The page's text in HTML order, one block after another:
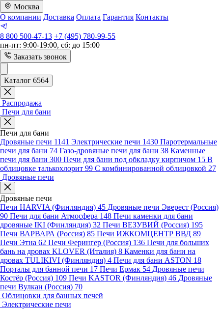
Москва
О компании Доставка Оплата Гарантия Контакты
8 800 500-47-13 +7 (495) 780-99-55
пн-пт: 9:00-19:00, сб: до 15:00
Заказать звонок
Каталог 6564
Распродажа
Печи для бани
Печи для бани
Дровяные печи 1141 Электрические печи 1430 Паротермальные
печи для бани 74 Газо-дровяные печи для бани 38 Каменные
печи для бани 300 Печи для бани под обкладку кирпичом 15 В
облицовке талькохлорит 99 С комбинированной облицовкой 27
Дровяные печи
Дровяные печи
Печи HARVIA (Финляндия) 45 Дровяные печи Эверест (Россия)
90 Печи для бани Атмосфера 148 Печи каменки для бани
дровяные IKI (Финляндия) 32 Печи ВЕЗУВИЙ (Россия) 195
Печи ВАРВАРА (Россия) 85 Печи ИЖКОМЦЕНТР ВВД 89
Печи Этна 62 Печи Ферингер (Россия) 136 Печи для больших
бань на дровах KLOVER (Италия) 8 Каменки для бани на
дровах TULIKIVI (Финляндия) 4 Печи для бани ASTON 18
Порталы для банной печи 17 Печи Ермак 54 Дровяные печи
Костёр (Россия) 109 Печи KASTOR (Финляндия) 46 Дровяные
печи Вулкан (Россия) 70
Облицовки для банных печей
Электрические печи